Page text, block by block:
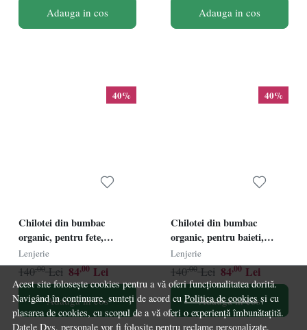
Adauga in cos Adauga in cos
40%
Chilotei din bumbac
organic, pentru fete,
Zoocchini, Zilele
sÃƒâ€žÃ†â€™ptÃƒâ€žÃ†â€™mÃƒÆ’Ã‚Â¢nii,
5-6 ani - 7 buc
Lenjerie
84,00 Lei
140,00 Lei
Adauga in cos
40%
Chilotei din bumbac
organic, pentru baieti,
Zoocchini, Zilele
5-6 ani - 7 buc
Lenjerie
84,00 Lei
140,00 Lei
Adauga in cos
Acest site folosește cookies pentru a vă oferi funcționalitatea dorită.
Navigând în continuare, sunteți de acord cu Politica de cookiesși cu
plasarea de cookies, cu scopul de a vă oferi o experiență îmbunătațită.
Datele Dvs. personale vor fi folosite pentru reclame personalizate.